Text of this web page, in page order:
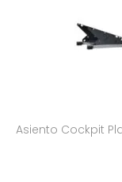
Asiento Cockpit